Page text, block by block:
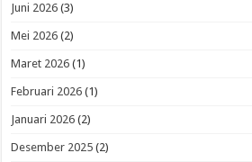
Juni 2026 (3)
Mei 2026 (2)
Maret 2026 (1)
Februari 2026 (1)
Januari 2026 (2)
Desember 2025 (2)